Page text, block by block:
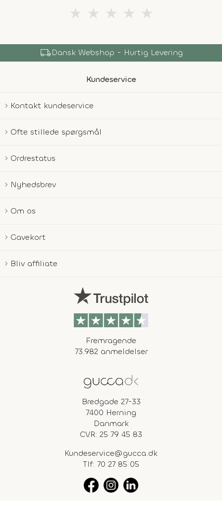
★ ★ ★ ★ ★
local_shippingDansk Webshop - Hurtig Levering
Kundeservice
Kontakt kundeservice
Ofte stillede spørgsmål
Ordrestatus
Nyhedsbrev
Om os
Gavekort
Bliv affiliate
Fremragende
73.982 anmeldelser
Bredgade 27-33
7400 Herning
Danmark
CVR: 25 79 45 83
Kundeservice@gucca.dk
Tlf: 70 27 85 05